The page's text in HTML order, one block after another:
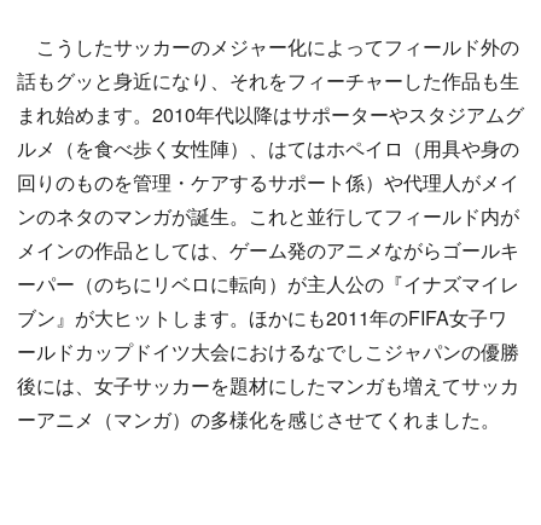
こうしたサッカーのメジャー化によってフィールド外の
話もグッと身近になり、それをフィーチャーした作品も生
まれ始めます。2010年代以降はサポーターやスタジアムグ
ルメ（を食べ歩く女性陣）、はてはホペイロ（用具や身の
回りのものを管理・ケアするサポート係）や代理人がメイ
ンのネタのマンガが誕生。これと並行してフィールド内が
メインの作品としては、ゲーム発のアニメながらゴールキ
ーパー（のちにリベロに転向）が主人公の『イナズマイレ
ブン』が大ヒットします。ほかにも2011年のFIFA女子ワ
ールドカップドイツ大会におけるなでしこジャパンの優勝
後には、女子サッカーを題材にしたマンガも増えてサッカ
ーアニメ（マンガ）の多様化を感じさせてくれました。